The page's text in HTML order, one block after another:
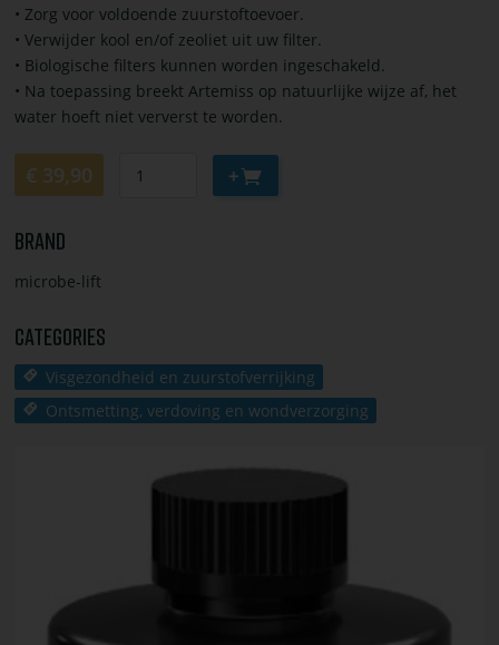
• Zorg voor voldoende zuurstoftoevoer.
• Verwijder kool en/of zeoliet uit uw filter.
• Biologische filters kunnen worden ingeschakeld.
• Na toepassing breekt Artemiss op natuurlijke wijze af, het
water hoeft niet ververst te worden.
€ 39,90 Aan
winkelwagen
Brand
microbe-lift
Categories
Visgezondheid en zuurstofverrijking
Ontsmetting, verdoving en wondverzorging